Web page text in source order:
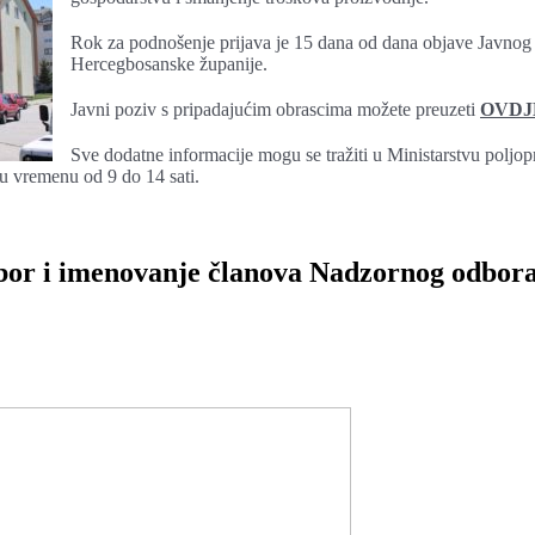
Rok za podnošenje prijava je 15 dana od dana objave
Hercegbosanske županije.
Javni poziv s pripadajućim obrascima možete preuzeti
Sve dodatne informacije mogu se tražiti u Ministarstvu
vremenu od 9 do 14 sati.
i imenovanje članova Nadzornog